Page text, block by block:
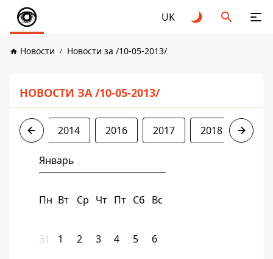
UK
Новости Новости за /10-05-2013/
НОВОСТИ ЗА /10-05-2013/
2013 2014 2016 2017 2018 2019
Январь
Пн Вт Ср Чт Пт Сб Вс
31 1 2 3 4 5 6